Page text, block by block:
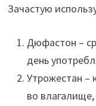
Зачастую
Дюфастон –
день
Утрожестан –
во